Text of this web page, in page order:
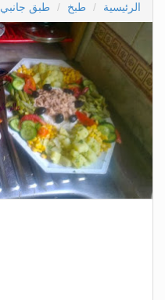
الرئيسية طبخ طبق جانبي